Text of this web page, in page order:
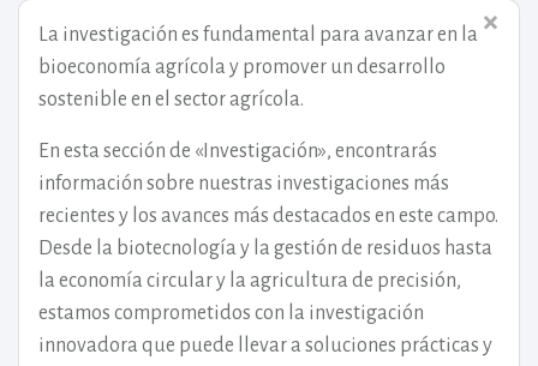
×
La investigación es fundamental para avanzar en la
bioeconomía agrícola y promover un desarrollo
sostenible en el sector agrícola.
En esta sección de «Investigación», encontrarás
información sobre nuestras investigaciones más
recientes y los avances más destacados en este campo.
Desde la biotecnología y la gestión de residuos hasta
la economía circular y la agricultura de precisión,
estamos comprometidos con la investigación
innovadora que puede llevar a soluciones prácticas y